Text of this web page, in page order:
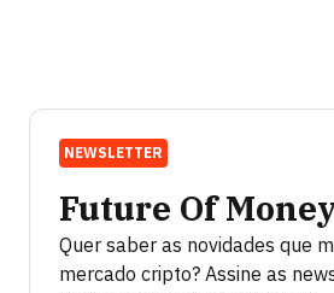
NEWSLETTER
Future Of
Quer saber as novidades que
mercado cripto? Assine as